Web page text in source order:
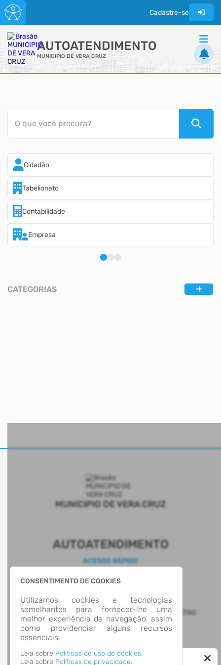
Cadastre-se
AUTOATENDIMENTO
MUNICIPIO DE VERA CRUZ
Cidadão
Transparência
O que você procura?
Cidadão
Tabelionato
Contabilidade
Empresa
CATEGORIAS
CONSENTIMENTO DE COOKIES
Utilizamos cookies e tecnologias
semelhantes para fornecer-lhe uma
melhor experiência de navegação, assim
como providenciar alguns recursos
essenciais.
Leia sobre Políticas de uso de cookies.
Leia sobre Políticas de privacidade.
MUNICIPIO DE VERA CRUZ
AUTOATENDIMENTO
ACESSO RÁPIDO
Cidadão
LOCALIZAÇÃO
AVENIDA NESTOR FREDERICO HENN, Nº 1645, CENTRO
Vera Cruz/
CEP: 96.880-000
CONTATOS
(51) 3718-1222